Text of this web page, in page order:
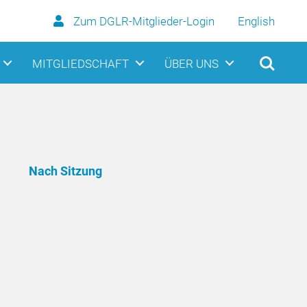
Zum DGLR-Mitglieder-Login English
MITGLIEDSCHAFT ÜBER UNS
Nach Sitzung